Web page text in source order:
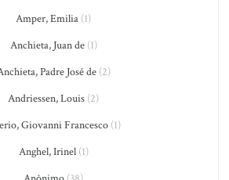
Amper, Emilia (1)
Anchieta, Juan de(1)
Padre José de(2)
Andriessen, Louis (2)
Giovanni Francesco(1)
Anghel, Irinel(1)